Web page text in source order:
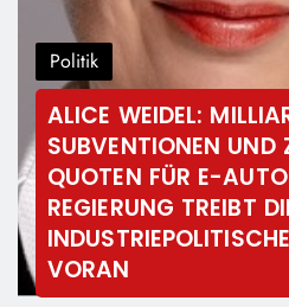
Politik
ALICE WEIDEL:
SUBVENTIONEN
QUOTEN FÜR E-
REGIERUNG TREIBT
VORAN